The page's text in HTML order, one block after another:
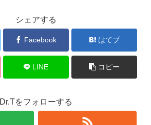
シェアする
Facebook はてブ
LINE コピー
Dr.Tをフォローする